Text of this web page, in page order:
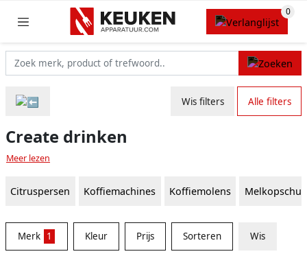
Wis filters Alle filters
Create drinken
Meer lezen
Citruspersen Koffiemachines Koffiemolens
Merk 1 Kleur Prijs Sorteren Wis